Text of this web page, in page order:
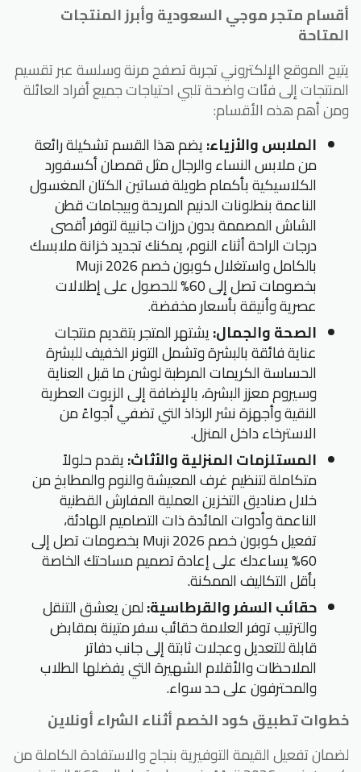
أقسام متجر موجي السعودية وأبرز المنتجات
المتاحة
يتيح الموقع الإلكتروني تجربة تصفح مرنة وسلسة عبر تقسيم
المنتجات إلى فئات واضحة تلبي احتياجات جميع أفراد العائلة
ومن أهم هذه الأقسام:
الملابس والأزياء:يضم هذا القسم تشكيلة رائعة
من ملابس النساء والرجال مثل قمصان أكسفورد
الكلاسيكية بأكمام طويلة فساتين الكتان المغسول
الناعمة بنطلونات الدنيم المريحة وبيجامات قطن
الشاش المصممة بدون درزات جانبية لتوفر أقصى
درجات الراحة أثناء النوم، يمكنك تجديد خزانة ملابسك
بالكامل واستغلال كوبون خصم Muji 2026
بخصومات تصل إلى 60% للحصول على إطلالات
عصرية وأنيقة بأسعار مخفضة.
الصحة والجمال:يشتهر المتجر بتقديم منتجات
عناية فائقة بالبشرة وتشمل التونر الخفيف للبشرة
الحساسة الكريمات المرطبة لوشن ما قبل العناية
وسيروم معزز البشرة، بالإضافة إلى الزيوت العطرية
النقية وأجهزة نشر الرذاذ التي تضفي أجواءً من
الاسترخاء داخل المنزل.
المستلزمات المنزلية والأثاث:يقدم حلولاً
متكاملة لتنظيم غرف المعيشة والنوم والمطابخ من
خلال صناديق التخزين العملية المفارش القطنية
الناعمة وأدوات المائدة ذات التصاميم الهادئة،
تفعيل كوبون خصم Muji 2026 بخصومات تصل إلى
60% يساعدك على إعادة تصميم مساحتك الخاصة
بأقل التكاليف الممكنة.
حقائب السفر والقرطاسية:لمن يعشق التنقل
والترتيب توفر العلامة حقائب سفر متينة بمقابض
قابلة للتعديل وعجلات ثابتة إلى جانب دفاتر
الملاحظات والأقلام الشهيرة التي يفضلها الطلاب
والمحترفون على حد سواء.
خطوات تطبيق كود الخصم أثناء الشراء أونلاين
لضمان تفعيل القيمة التوفيرية بنجاح والاستفادة الكاملة من